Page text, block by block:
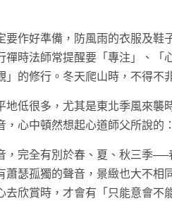
要作好準備，防風雨的衣服及
禪時法師常提醒要「專注」、
」的修行。冬天爬山時，不得
地低很多，尤其是東北季風來
，心中頓然想起心道師父所說的
，完全有別於春、夏、秋三季
蕭瑟孤獨的聲音，景緻也大不
去欣賞時，才會有「只能意會